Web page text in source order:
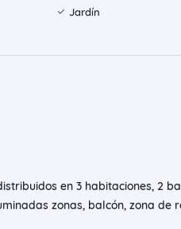
Jardín
en 3 habitaciones, 2
zonas, balcón, zona de